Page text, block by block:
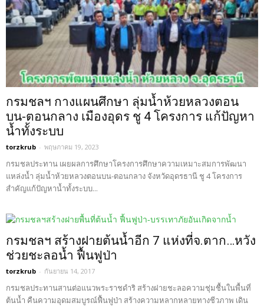
กรมชลฯ กางแผนศึกษา ลุ่มน้ำห้วยหลวงตอน
บน-ตอนกลาง เมืองอุดร ชู 4 โครงการ แก้ปัญหา
น้ำทั้งระบบ
torzkrub - พฤษภาคม 19, 2023
กรมชลประทาน เผยผลการศึกษาโครงการศึกษาความเหมาะสมการพัฒนา
แหล่งน้ำ ลุ่มน้ำห้วยหลวงตอนบน-ตอนกลาง จังหวัดอุดรธานี ชู 4 โครงการ
สำคัญแก้ปัญหาน้ำทั้งระบบ...
กรมชลฯ สร้างฝายต้นน้ำอีก 7 แห่งที่จ.ตาก…หวัง
ช่วยชะลอน้ำ ฟื้นฟูป่า
torzkrub - กันยายน 14, 2017
กรมชลประทานสานต่อแนวพระราชดำริ สร้างฝายชะลอความชุ่มชื้นในพื้นที่
ต้นน้ำ คืนความอุดมสมบูรณ์ฟื้นฟูป่า สร้างความหลากหลายทางชีวภาพ เดิน